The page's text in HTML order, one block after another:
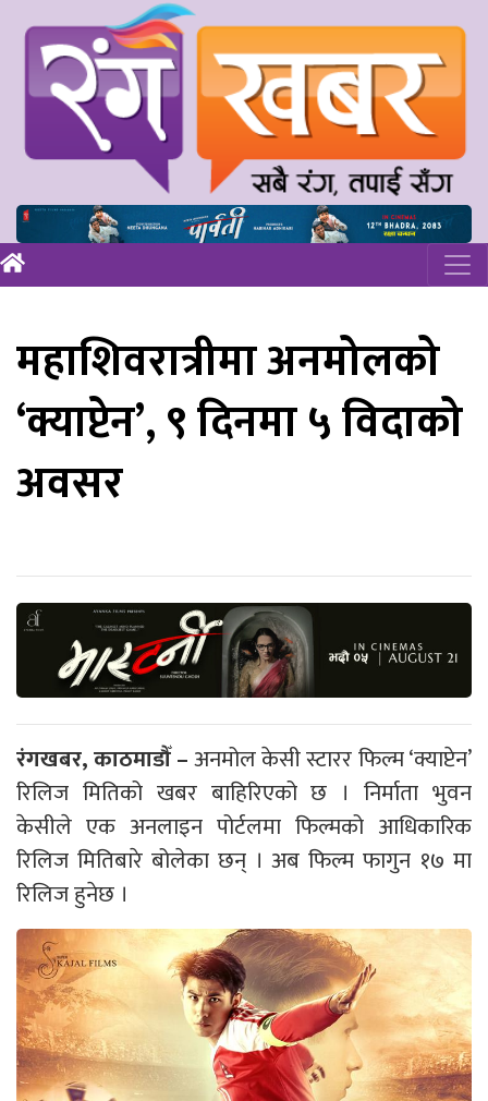
महाशिवरात्रीमा अनमोलको
‘क्याप्टेन’, ९ दिनमा ५ विदाको
अवसर
रंगखबर, काठमाडौँ –अनमोल केसी स्टारर फिल्म ‘क्याप्टेन’
रिलिज मितिको खबर बाहिरिएको छ । निर्माता भुवन
केसीले एक अनलाइन पोर्टलमा फिल्मको आधिकारिक
रिलिज मितिबारे बोलेका छन् । अब फिल्म फागुन १७ मा
रिलिज हुनेछ ।